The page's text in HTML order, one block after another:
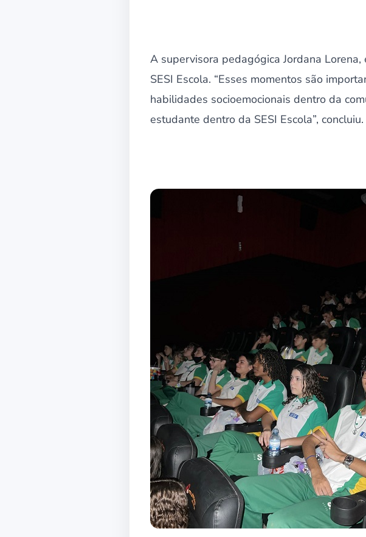
A supervisora pedagógica Jordana
SESI Escola. “Esses momentos são
habilidades socioemocionais dentro da
estudante dentro da SESI Escola”, concluiu.